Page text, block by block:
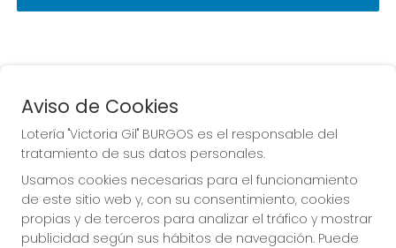
La de la Antigua de
Gamonal
Aviso de Cookies
Lotería "Victoria Gil" BURGOS es el responsable del
tratamiento de sus datos personales.
Usamos cookies necesarias para el funcionamiento
de este sitio web y, con su consentimiento, cookies
propias y de terceros para analizar el tráfico y mostrar
publicidad según sus hábitos de navegación. Puede